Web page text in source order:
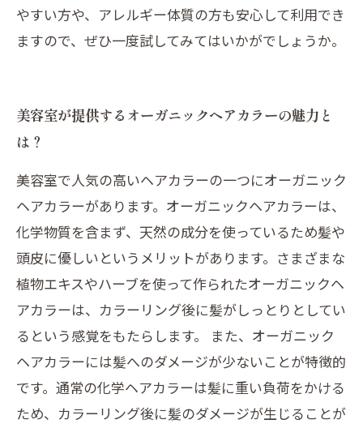
やすい方や、アレルギー体質の方も安心して利用でき
ますので、ぜひ一度試してみてはいかがでしょうか。
美容室が提供するオーガニックヘアカラーの魅力と
は？
美容室で人気の高いヘアカラーの一つにオーガニック
ヘアカラーがあります。オーガニックヘアカラーは、
化学物質を含まず、天然の成分を使っているため髪や
頭皮に優しいというメリットがあります。さまざまな
植物エキスやハーブを使って作られたオーガニックヘ
アカラーは、カラーリング後に髪がしっとりとしてい
るという感覚をもたらします。 また、オーガニック
ヘアカラーには髪へのダメージが少ないことが特徴的
です。通常の化学ヘアカラーは髪に重い負荷をかける
ため、カラーリング後に髪のダメージが生じることが